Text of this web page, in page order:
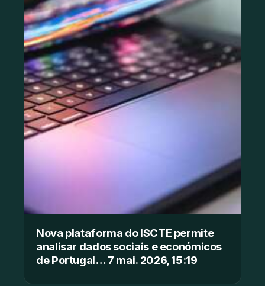
Nova plataforma do ISCTE permite
analisar dados sociais e económicos
de Portugal… 7 mai. 2026, 15:19